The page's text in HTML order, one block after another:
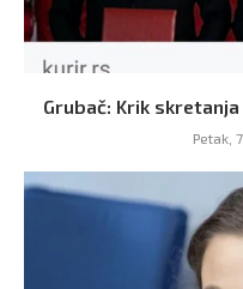
Grubač: Krik
Petak,